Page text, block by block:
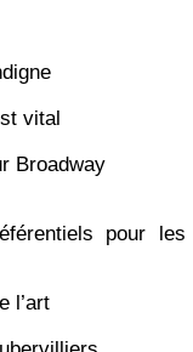
vital
Broadway
pour les
l’art